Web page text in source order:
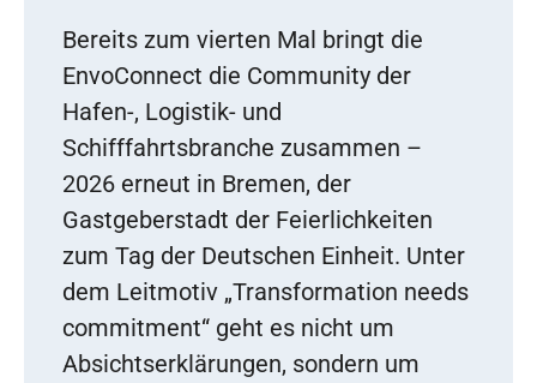
Bereits zum vierten Mal bringt die
EnvoConnect die Community der
Hafen-, Logistik- und
Schifffahrtsbranche zusammen –
2026 erneut in Bremen, der
Gastgeberstadt der Feierlichkeiten
zum Tag der Deutschen Einheit. Unter
dem Leitmotiv „Transformation needs
commitment“ geht es nicht um
Absichtserklärungen, sondern um